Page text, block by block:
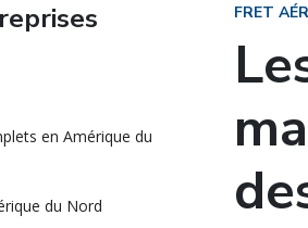
en Amérique du
du Nord
FRET